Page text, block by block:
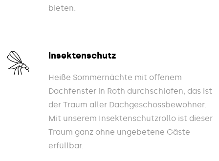
bieten.
Insektenschutz
Heiße Sommernächte mit offenem
Dachfenster in Roth durchschlafen, das ist
der Traum aller Dachgeschossbewohner.
Mit unserem Insektenschutzrollo ist dieser
Traum ganz ohne ungebetene Gäste
erfüllbar.